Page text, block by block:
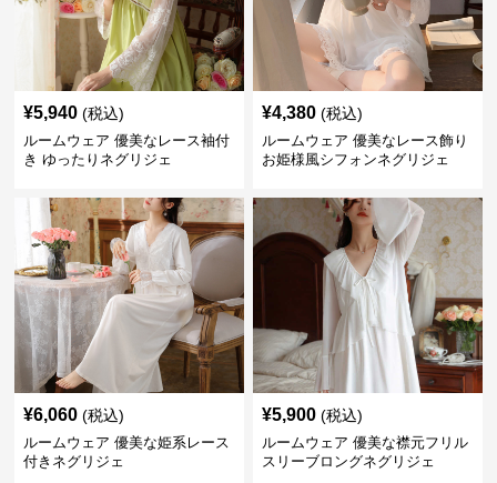
¥5,940 (税込)
ルームウェア 優美なレース袖付
き ゆったりネグリジェ
¥4,380 (税込)
ルームウェア 優美なレース飾り
お姫様風シフォンネグリジェ
¥6,060 (税込)
ルームウェア 優美な姫系レース
付きネグリジェ
¥5,900 (税込)
ルームウェア 優美な襟元フリル
スリーブロングネグリジェ